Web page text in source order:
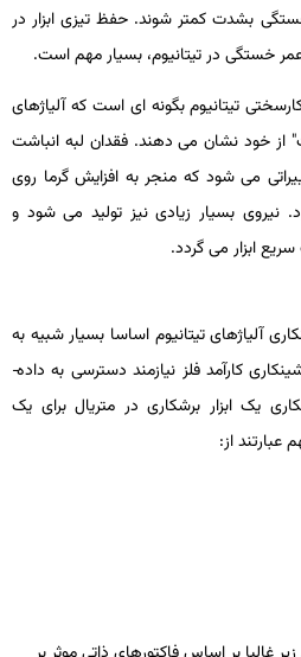
بشدت کمتر شوند. حفظ تیزی ابزار در
خستگی در تیتانیوم، بسیار مهم است.
تیتانیوم بگونه­ ای است که آلیاژهای
از خود نشان می ­دهند. فقدان لبه انباشت
می ­شود که منجر به افزایش گرما روی
بسیار زیادی نیز تولید می­ شود و
ابزار می­ گردد.
آلیاژهای تیتانیوم اساسا بسیار شبیه به
کارآمد فلز نیازمند دسترسی به داده­
یک ابزار برشکاری در متریال برای یک
از: